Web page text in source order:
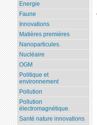
Energie
Faune
Innovations
Matières premières
Nanoparticules.
Nucléaire
OGM
Politique et
environnement
Pollution
Pollution
électromagnétique.
Santé nature innovations